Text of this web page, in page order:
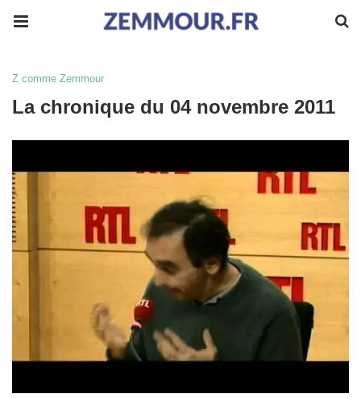
Z comme Zemmour
La chronique du 04 novembre 2011